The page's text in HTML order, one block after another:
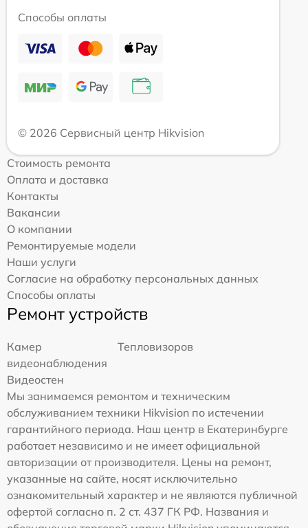
Способы оплаты
© 2026 Сервисный центр Hikvision
Стоимость ремонта
Оплата и доставка
Контакты
Вакансии
О компании
Ремонтируемые модели
Наши услуги
Согласие на обработку персональных данных
Способы оплаты
Ремонт устройств
Камер
видеонаблюдения
Тепловизоров
Видеостен
Мы занимаемся ремонтом и техническим
обслуживанием техники Hikvision по истечении
гарантийного периода. Наш центр в Екатеринбурге
работает независимо и не имеет официальной
авторизации от производителя. Цены на ремонт,
указанные на сайте, носят исключительно
ознакомительный характер и не являются публичной
офертой согласно п. 2 ст. 437 ГК РФ. Названия и